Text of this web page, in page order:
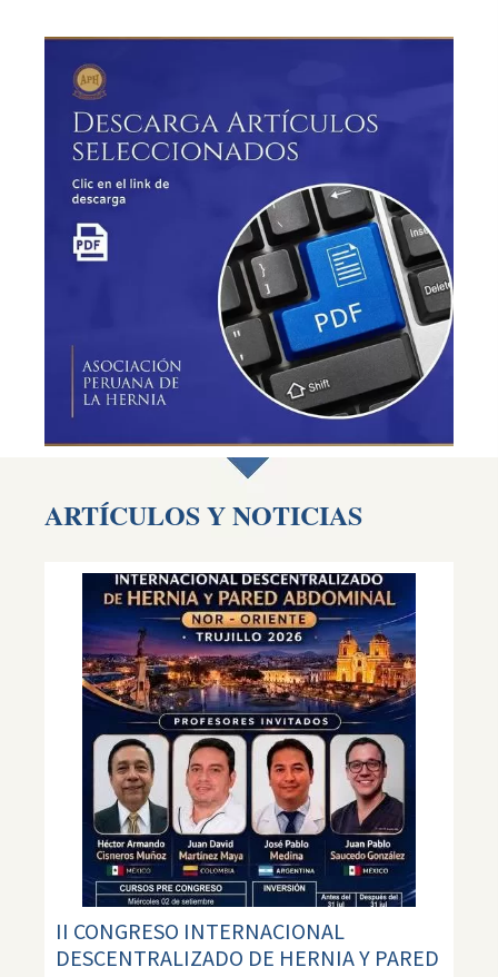
ARTÍCULOS Y NOTICIAS
II CONGRESO INTERNACIONAL
DESCENTRALIZADO DE HERNIA Y PARED